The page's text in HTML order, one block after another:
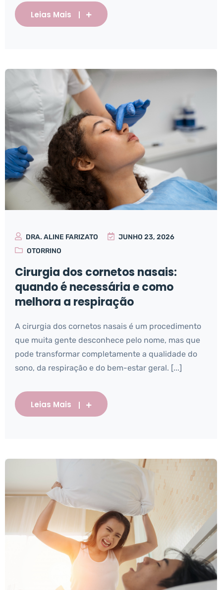
Leias Mais
DRA. ALINE FARIZATO
JUNHO 23, 2026
OTORRINO
Cirurgia dos cornetos nasais:
quando é necessária e como
melhora a respiração
A cirurgia dos cornetos nasais é um procedimento
que muita gente desconhece pelo nome, mas que
pode transformar completamente a qualidade do
sono, da respiração e do bem-estar geral. [...]
Leias Mais